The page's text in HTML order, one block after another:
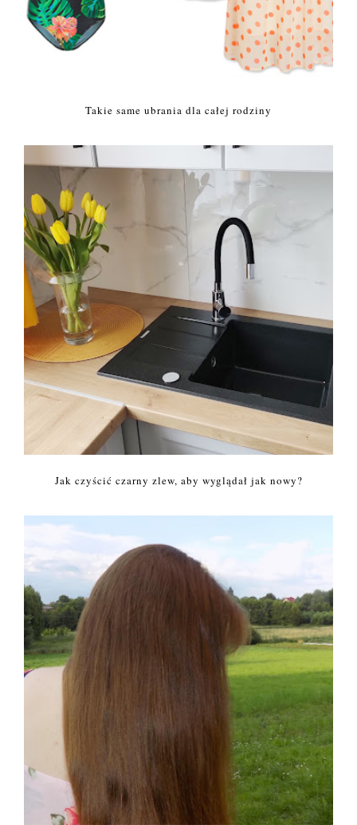
Takie same ubrania dla całej rodziny
Jak czyścić czarny zlew, aby wyglądał jak nowy?